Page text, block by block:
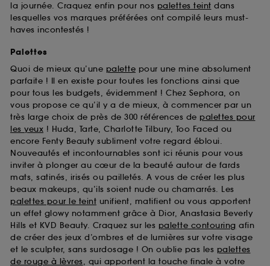
la journée. Craquez enfin pour nos palettes teint dans
lesquelles vos marques préférées ont compilé leurs must-
haves incontestés !
Palettes
Quoi de mieux qu’une palette pour une mine absolument
parfaite ! Il en existe pour toutes les fonctions ainsi que
pour tous les budgets, évidemment ! Chez Sephora, on
vous propose ce qu’il y a de mieux, à commencer par un
très large choix de près de 300 références de palettes pour
les yeux ! Huda, Tarte, Charlotte Tilbury, Too Faced ou
encore Fenty Beauty subliment votre regard ébloui.
Nouveautés et incontournables sont ici réunis pour vous
inviter à plonger au cœur de la beauté autour de fards
mats, satinés, irisés ou pailletés. A vous de créer les plus
beaux makeups, qu’ils soient nude ou chamarrés. Les
palettes pour le teint unifient, matifient ou vous apportent
un effet glowy notamment grâce à Dior, Anastasia Beverly
Hills et KVD Beauty. Craquez sur les palette contouring afin
de créer des jeux d’ombres et de lumières sur votre visage
et le sculpter, sans surdosage ! On oublie pas les palettes
de rouge à lèvres, qui apportent la touche finale à votre